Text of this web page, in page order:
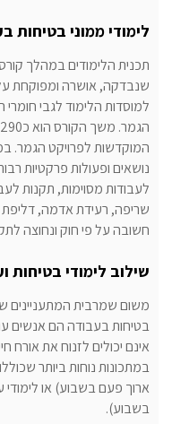
לימודי ממוני בטיחות
תכנית הלימודים במהלך
שנבדקה, אושרה ומפוקחת
למוסדות הלימוד לגבי
המוקדשות לפרויקט הגמר.
נושאים ופעולות פרקטיות
לעבודות מסוימות, תקנות
שריפה, רעידת אדמה, דליפת
חשובה על פי חוק ונחוצה
שילוב לימודי בטיחות
משום שמרבית המתעניינים
בטיחות בעבודה הם אנשים
אינם יכולים לזנוח את אורח
במתכונות נוחות ביותר
ארוך פעם בשבוע) או לימודי
בשבוע).